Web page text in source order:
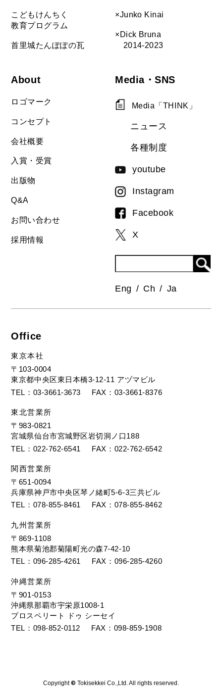
こどもけんちく
教育プログラム
首里城たんぽぽの瓦
×Junko Kinai
×Dick Bruna
2014-2023
About
ロゴマーク
コンセプト
会社概要
入賞・受賞
出版物
Q&A
お問い合わせ
採用情報
Media・SNS
Media「THINK」
ニュース
各種制度
youtube
Instagram
Facebook
X
Eng Ch Ja
Office
東京本社
〒103-0004
東京都中央区東日本橋3-12-11 アヅマビル
TEL
03-3661-3673 FAX 03-3661-8376
東北営業所
〒983-0821
宮城県仙台市宮城野区岩切洞ノ口188
TEL
022-762-6541 FAX 022-762-6542
関西営業所
〒651-0094
兵庫県神戸市中央区琴ノ緒町5-6-3三共ビル
TEL
078-855-8461 FAX 078-855-8462
九州営業所
〒869-1108
熊本県菊池郡菊陽町光の森7-42-10
TEL
096-285-4261 FAX 096-285-4260
沖縄営業所
〒901-0153
沖縄県那覇市宇栄原1008-1
プロスペリート ドゥ シーセイ
TEL
098-852-0112 FAX 098-859-1908
Copyright© Tokisekkei Co.,Ltd. All rights reserved.